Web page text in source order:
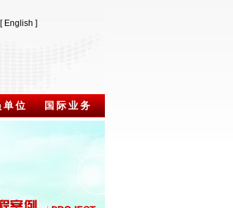
[ English ]
单位
国际业务